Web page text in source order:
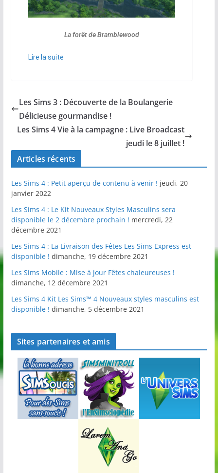
La forêt de Bramblewood
Lire la suite
Les Sims 3 : Découverte de la Boulangerie
Délicieuse gourmandise !
Les Sims 4 Vie à la campagne : Live Broadcast
jeudi le 8 juillet !
Articles récents
Les Sims 4 : Petit aperçu de contenu à venir ! jeudi, 20
janvier 2022
Les Sims 4 : Le Kit Nouveaux Styles Masculins sera
disponible le 2 décembre prochain ! mercredi, 22
décembre 2021
Les Sims 4 : La Livraison des Fêtes Les Sims Express est
disponible ! dimanche, 19 décembre 2021
Les Sims Mobile : Mise à jour Fêtes chaleureuses !
dimanche, 12 décembre 2021
Les Sims 4 Kit Les Sims™ 4 Nouveaux styles masculins est
disponible ! dimanche, 5 décembre 2021
Sites partenaires et amis